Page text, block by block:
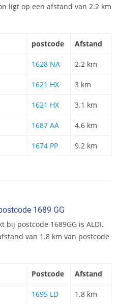
ligt op een afstand van 2.2 km
postcode Afstand
1628 NA 2.2 km
1621 HX 3 km
1621 HX 3.1 km
1687 AA 4.6 km
1674 PP 9.2 km
1689 GG
postcode 1689GG is ALDI.
van 1.8 km van postcode
Postcode Afstand
1695 LD 1.8 km